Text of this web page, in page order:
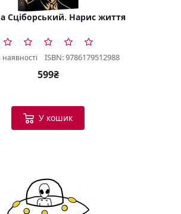
Сціборський. Нарис життя
ISBN: 9786179512988
599₴
У кошик